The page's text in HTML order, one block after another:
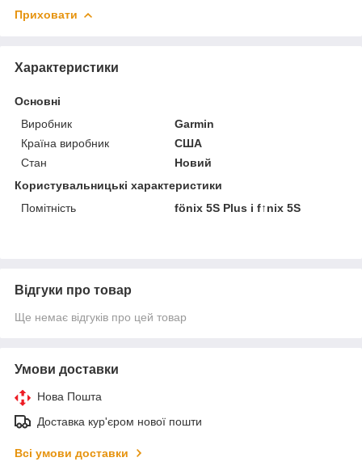
Приховати
Характеристики
Основні
Виробник
Garmin
Країна виробник
США
Стан
Новий
Користувальницькі характеристики
Помітність
fönix 5S Plus і f↑nix 5S
Відгуки про товар
Ще немає відгуків про цей товар
Умови доставки
Нова Пошта
Доставка кур'єром нової пошти
Всі умови доставки